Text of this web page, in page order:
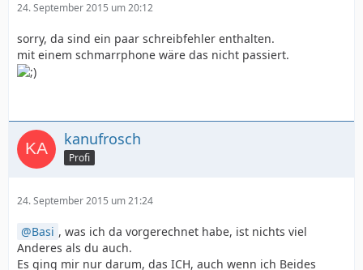
24. September 2015 um 20:12
sorry, da sind ein paar schreibfehler enthalten.
mit einem schmarrphone wäre das nicht passiert.
kanufrosch
Profi
24. September 2015 um 21:24
Basi , was ich da vorgerechnet habe, ist nichts viel
Anderes als du auch.
Es ging mir nur darum, das ICH, auch wenn ich Beides